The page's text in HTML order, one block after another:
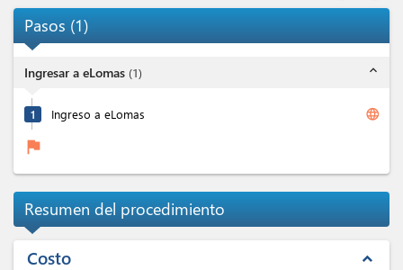
Pasos (1)
Ingresar a eLomas (1) expand_less
1 Ingreso a eLomas language
flag
Resumen del procedimiento
Costo expand_less